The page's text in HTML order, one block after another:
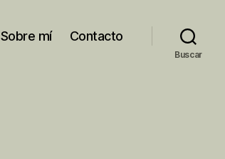
Sobre mí Contacto
Buscar